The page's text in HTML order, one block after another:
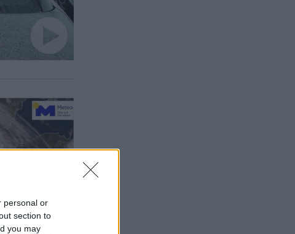
personal or
section to
you may